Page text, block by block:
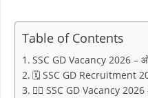
Table of Contents
SSC GD Vacancy 2026 –
🗓️ SSC GD Recruitment
👮‍♂️ SSC GD Vacancy 2026